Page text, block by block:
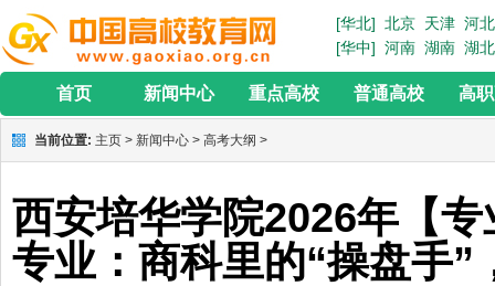
[华北] 北京 天津 河北
[华中] 河南 湖南 湖北
首页 新闻中心 重点高校 普通高校 高
当前位置: 主页 > 新闻中心 > 高考大纲 >
西安培华学院2026年【
专业：商科里的“操盘手”